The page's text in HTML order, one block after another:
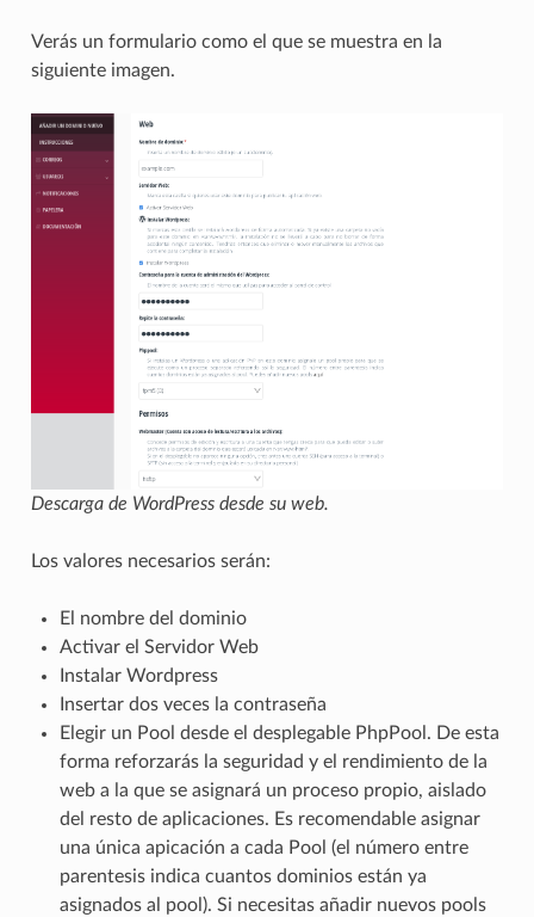
Verás un formulario como el que se muestra en la
siguiente imagen.
Descarga de WordPress desde su web.
Los valores necesarios serán:
El nombre del dominio
Activar el Servidor Web
Instalar Wordpress
Insertar dos veces la contraseña
Elegir un Pool desde el desplegable PhpPool. De esta
forma reforzarás la seguridad y el rendimiento de la
web a la que se asignará un proceso propio, aislado
del resto de aplicaciones. Es recomendable asignar
una única apicación a cada Pool (el número entre
parentesis indica cuantos dominios están ya
asignados al pool). Si necesitas añadir nuevos pools